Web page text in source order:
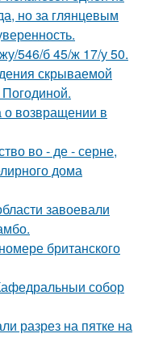
но за глянцевым
546/б 45/ж 17/у 50.
скрываемой
о возвращении в
во - де - серне,
дома
завоевали
британского
собор
разрез на пятке на